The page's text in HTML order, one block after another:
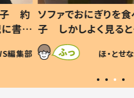
歳息
？」
編集部
小1から不登校、息子
ッド」だった 父が“
作り続ける理由とは
#令和の子
SNSで話題 ほ・とせ